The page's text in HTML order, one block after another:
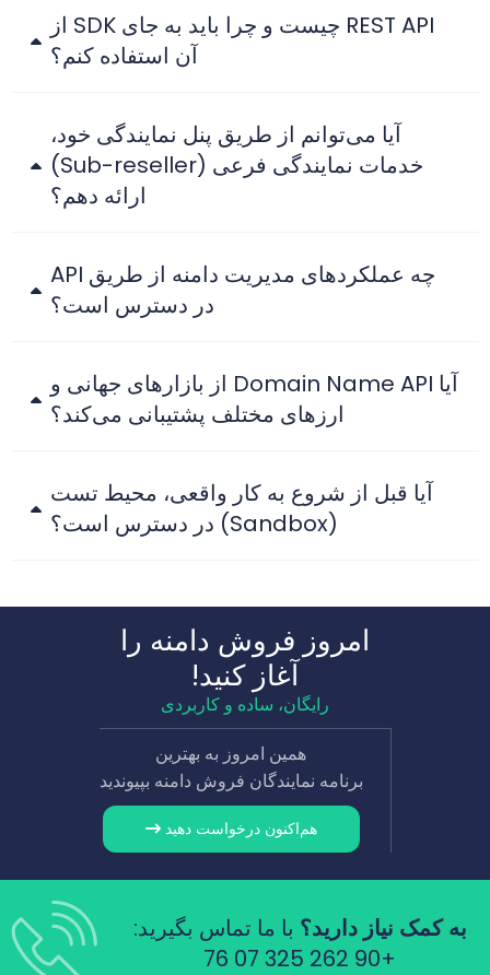
REST API چیست و چرا باید به جای SDK از
آن استفاده کنم؟
آیا می‌توانم از طریق پنل نمایندگی خود،
خدمات نمایندگی فرعی (Sub-reseller)
ارائه دهم؟
چه عملکردهای مدیریت دامنه از طریق API
در دسترس است؟
آیا Domain Name API از بازارهای جهانی و
ارزهای مختلف پشتیبانی می‌کند؟
آیا قبل از شروع به کار واقعی، محیط تست
امروز فروش دامنه را
آغاز کنید!
رایگان، ساده و کاربردی
همین امروز به بهترین
برنامه نمایندگان فروش دامنه بپیوندید
هم‌اکنون درخواست دهید
به کمک نیاز دارید؟با ما تماس بگیرید:
+90 262 325 07 76